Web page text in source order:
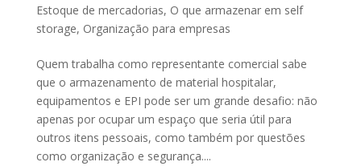
Estoque de mercadorias, O que armazenar em self
storage, Organização para empresas
Quem trabalha como representante comercial sabe
que o armazenamento de material hospitalar,
equipamentos e EPI pode ser um grande desafio: não
apenas por ocupar um espaço que seria útil para
outros itens pessoais, como também por questões
como organização e segurança....